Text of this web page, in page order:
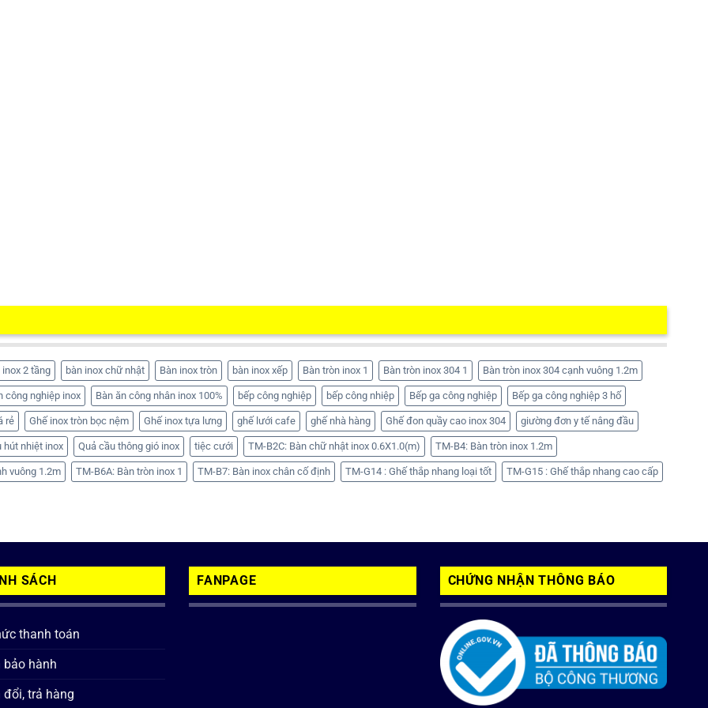
inox 2 tầng bàn inox chữ nhật Bàn inox tròn bàn inox xếp Bàn tròn inox 1 Bàn tròn inox 304 1 Bàn tròn inox 304 cạnh vuông 1.2m
công nghiệp inox Bàn ăn công nhân inox 100% bếp công nghiệp bếp công nhiệp Bếp ga công nghiệp Bếp ga công nghiệp 3 hố
rẻ Ghế inox tròn bọc nệm Ghế inox tựa lưng ghế lưới cafe ghế nhà hàng Ghế đon quầy cao inox 304 giường đơn y tế nâng đầu
hút nhiệt inox Quả cầu thông gió inox tiệc cưới TM-B2C: Bàn chữ nhật inox 0.6X1.0(m) TM-B4: Bàn tròn inox 1.2m
vuông 1.2m TM-B6A: Bàn tròn inox 1 TM-B7: Bàn inox chân cố định TM-G14 : Ghế thắp nhang loại tốt TM-G15 : Ghế thắp nhang cao cấp
SÁCH
thanh toán
bảo hành
đổi, trả hàng
FANPAGE CHỨNG NHẬN THÔNG BÁO